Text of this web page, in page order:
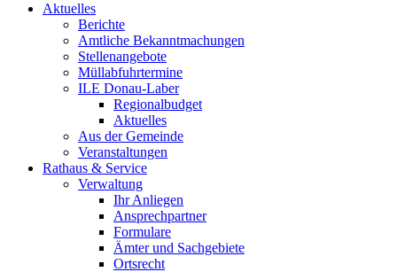
Aktuelles
Berichte
Amtliche Bekanntmachungen
Stellenangebote
Müllabfuhrtermine
ILE Donau-Laber
Regionalbudget
Aktuelles
Aus der Gemeinde
Veranstaltungen
Rathaus & Service
Verwaltung
Ihr Anliegen
Ansprechpartner
Formulare
Ämter und Sachgebiete
Ortsrecht